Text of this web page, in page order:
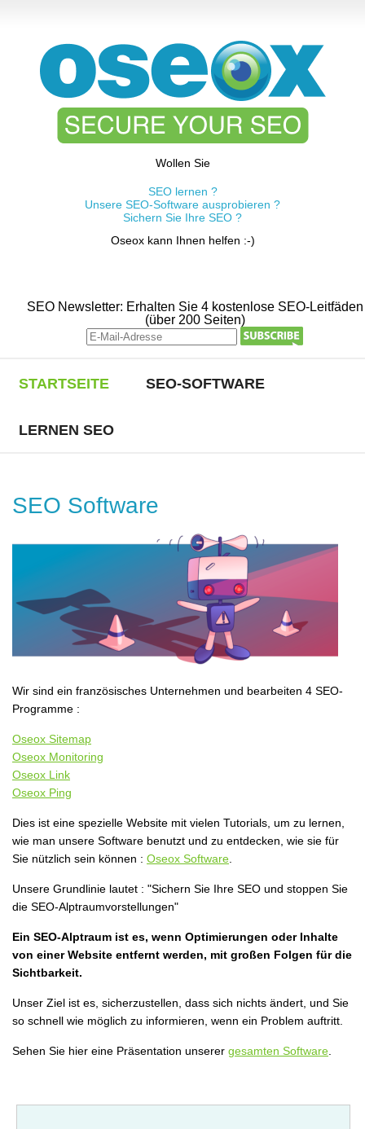
Wollen Sie
SEO lernen ?
Unsere SEO-Software ausprobieren ?
Sichern Sie Ihre SEO ?
Oseox kann Ihnen helfen :-)
SEO Newsletter: Erhalten Sie 4 kostenlose SEO-Leitfäden
(über 200 Seiten)
STARTSEITE SEO-SOFTWARE
LERNEN SEO
SEO Software
Wir sind ein französisches Unternehmen und bearbeiten 4 SEO-
Programme :
Oseox Sitemap
Oseox Monitoring
Oseox Link
Oseox Ping
Dies ist eine spezielle Website mit vielen Tutorials, um zu lernen,
wie man unsere Software benutzt und zu entdecken, wie sie für
Sie nützlich sein können : Oseox Software
Unsere Grundlinie lautet : "Sichern Sie Ihre SEO und stoppen Sie
die SEO-Alptraumvorstellungen"
Ein SEO-Alptraum ist es, wenn Optimierungen oder Inhalte
von einer Website entfernt werden, mit großen Folgen für die
Sichtbarkeit.
Unser Ziel ist es, sicherzustellen, dass sich nichts ändert, und Sie
so schnell wie möglich zu informieren, wenn ein Problem auftritt.
Sehen Sie hier eine Präsentation unserer gesamten Software